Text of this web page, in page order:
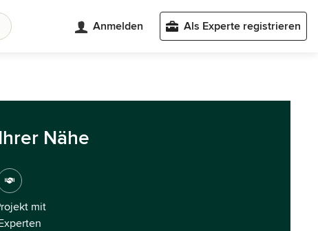
Anmelden Als Experte registrieren
Nähe
mit